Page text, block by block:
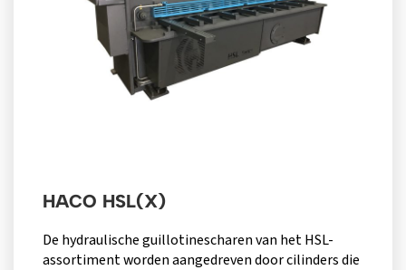
HACO HSL(X)
De hydraulische guillotinescharen van het HSL-
assortiment worden aangedreven door cilinders die